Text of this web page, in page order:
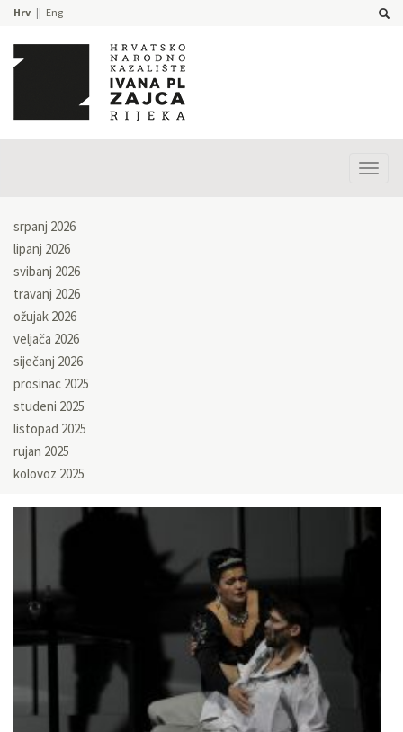
Hrv Eng
srpanj 2026
lipanj 2026
svibanj 2026
travanj 2026
ožujak 2026
veljača 2026
siječanj 2026
prosinac 2025
studeni 2025
listopad 2025
rujan 2025
kolovoz 2025